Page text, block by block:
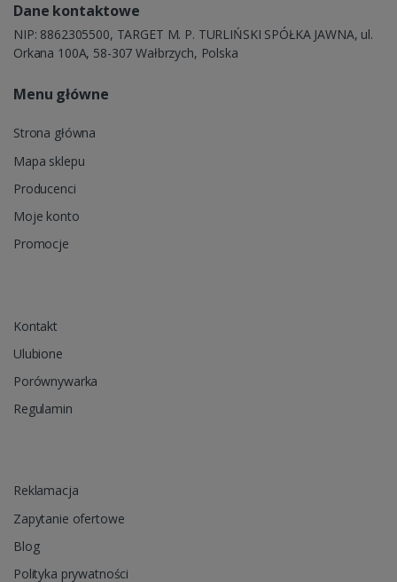
Dane kontaktowe
NIP: 8862305500, TARGET M. P. TURLIŃSKI SPÓŁKA JAWNA, ul.
Orkana 100A, 58-307 Wałbrzych, Polska
Menu główne
Strona główna
Mapa sklepu
Producenci
Moje konto
Promocje
Kontakt
Ulubione
Porównywarka
Regulamin
Reklamacja
Zapytanie ofertowe
Blog
Polityka prywatności